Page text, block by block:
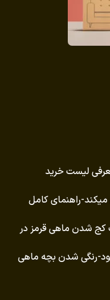
لیست خرید
راهنمای کامل
کج شدن ماهی قرمز در
رنگی شدن بچه ماهی